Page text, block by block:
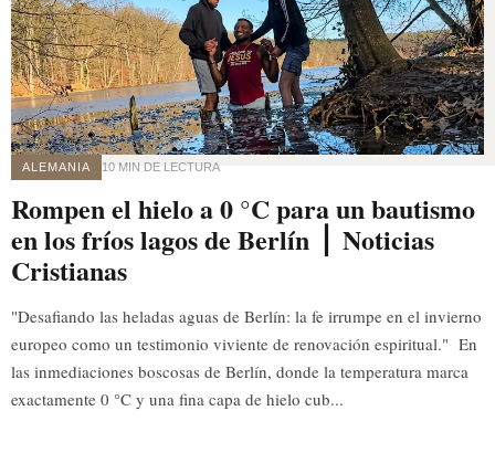
ALEMANIA 10 MIN DE LECTURA
Rompen el hielo a 0 °C para un bautismo
en los fríos lagos de Berlín ⎪ Noticias
Cristianas
"Desafiando las heladas aguas de Berlín: la fe irrumpe en el invierno
europeo como un testimonio viviente de renovación espiritual." En
las inmediaciones boscosas de Berlín, donde la temperatura marca
exactamente 0 °C y una fina capa de hielo cub...